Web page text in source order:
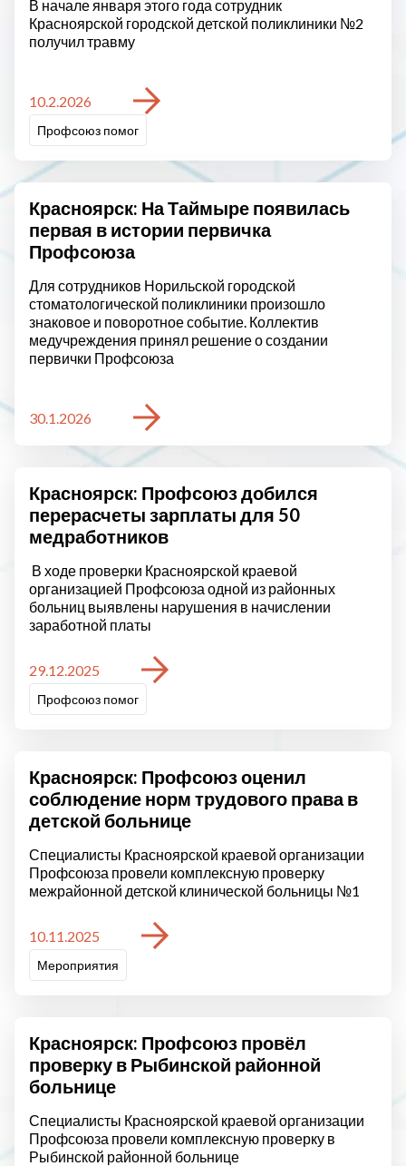
В начале января этого года сотрудник
Красноярской городской детской поликлиники №2
получил травму
10.2.2026
Профсоюз помог
Красноярск: На Таймыре появилась
первая в истории первичка
Профсоюза
Для сотрудников Норильской городской
стоматологической поликлиники произошло
знаковое и поворотное событие. Коллектив
медучреждения принял решение о создании
первички Профсоюза
30.1.2026
Красноярск: Профсоюз добился
перерасчеты зарплаты для 50
медработников
В ходе проверки Красноярской краевой
организацией Профсоюза одной из районных
больниц выявлены нарушения в начислении
заработной платы
29.12.2025
Профсоюз помог
Красноярск: Профсоюз оценил
соблюдение норм трудового права в
детской больнице
Специалисты Красноярской краевой организации
Профсоюза провели комплексную проверку
межрайонной детской клинической больницы №1
10.11.2025
Мероприятия
Красноярск: Профсоюз провёл
проверку в Рыбинской районной
больнице
Специалисты Красноярской краевой организации
Профсоюза провели комплексную проверку в
Рыбинской районной больнице